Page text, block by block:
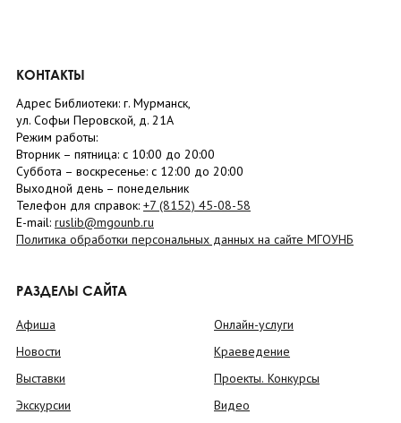
КОНТАКТЫ
Адрес Библиотеки: г. Мурманск,
ул. Софьи Перовской, д. 21А
Режим работы:
Вторник – пятница: с 10:00 до 20:00
Суббота – воскресенье: c 12:00 до 20:00
Выходной день – понедельник
Телефон для справок: +7 (8152) 45-08-58
E-mail: ruslib@mgounb.ru
Политика обработки персональных данных на сайте МГОУНБ
РАЗДЕЛЫ САЙТА
Афиша
Новости
Выставки
Экскурсии
Онлайн-услуги
Краеведение
Проекты. Конкурсы
Видео